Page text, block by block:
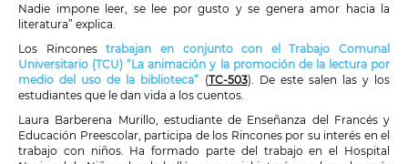
Nadie impone leer, se lee por gusto y se genera amor hacia la
literatura” explica.
Los Rinconestrabajan en conjunto con el Trabajo Comunal
Universitario (TCU) “La animación y la promoción de la lectura por
medio del uso de la biblioteca” (TC-503). De este salen las y los
estudiantes que le dan vida a los cuentos.
Laura Barberena Murillo, estudiante de Enseñanza del Francés y
Educación Preescolar, participa de los Rincones por su interés en el
trabajo con niños. Ha formado parte del trabajo en el Hospital